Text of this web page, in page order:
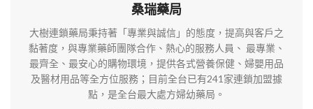
桑瑞藥局
大樹連鎖藥局秉持著「專業與誠信」的態度，提高與客戶之
黏著度，與專業藥師團隊合作、熱心的服務人員、 最專業、
最齊全、最安心的購物環境，提供各式營養保健、婦嬰用品
及醫材用品等全方位服務；目前全台已有241家連鎖加盟據
點，是全台最大處方婦幼藥局。